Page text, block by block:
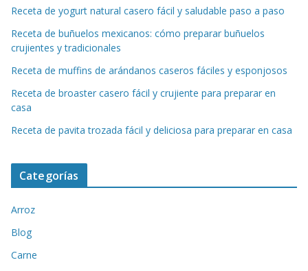
Receta de yogurt natural casero fácil y saludable paso a paso
Receta de buñuelos mexicanos: cómo preparar buñuelos
crujientes y tradicionales
Receta de muffins de arándanos caseros fáciles y esponjosos
Receta de broaster casero fácil y crujiente para preparar en
casa
Receta de pavita trozada fácil y deliciosa para preparar en casa
Categorías
Arroz
Blog
Carne